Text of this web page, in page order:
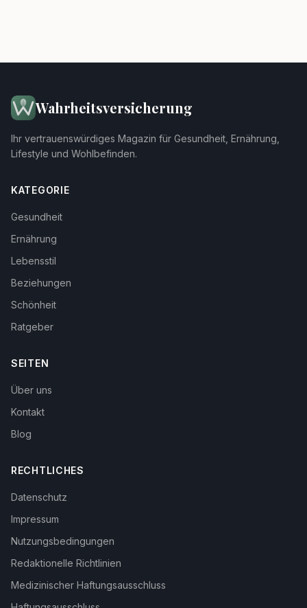
Wahrheitsversicherung
Ihr vertrauenswürdiges Magazin für Gesundheit, Ernährung,
Lifestyle und Wohlbefinden.
KATEGORIE
Gesundheit
Ernährung
Lebensstil
Beziehungen
Schönheit
Ratgeber
SEITEN
Über uns
Kontakt
Blog
RECHTLICHES
Datenschutz
Impressum
Nutzungsbedingungen
Redaktionelle Richtlinien
Medizinischer Haftungsausschluss